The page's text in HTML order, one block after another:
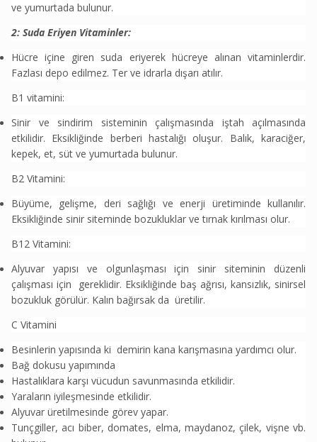
ve yumurtada bulunur.
2: Suda Eriyen Vitaminler:
Hücre içine giren suda eriyerek hücreye alınan vitaminlerdir.
Fazlası depo edilmez. Ter ve idrarla dışarı atılır.
B1 vitamini:
Sinir ve sindirim sisteminin çalışmasında iştah açılmasında
etkilidir. Eksikliğinde berberi hastalığı oluşur. Balık, karaciğer,
kepek, et, süt ve yumurtada bulunur.
B2 Vitamini:
Büyüme, gelişme, deri sağlığı ve enerji üretiminde kullanılır.
Eksikliğinde sinir siteminde bozukluklar ve tırnak kırılması olur.
B12 Vitamini:
Alyuvar yapısı ve olgunlaşması için sinir siteminin düzenli
çalışması için gereklidir. Eksikliğinde baş ağrısı, kansızlık, sinirsel
bozukluk görülür. Kalın bağırsak da üretilir.
C Vitamini
Besinlerin yapısında ki demirin kana karışmasına yardımcı olur.
Bağ dokusu yapımında
Hastalıklara karşı vücudun savunmasında etkilidir.
Yaraların iyileşmesinde etkilidir.
Alyuvar üretilmesinde görev yapar.
Tunçgiller, acı biber, domates, elma, maydanoz, çilek, vişne vb.